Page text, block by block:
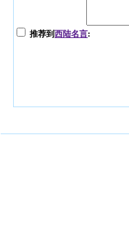
推荐到西陆名言: